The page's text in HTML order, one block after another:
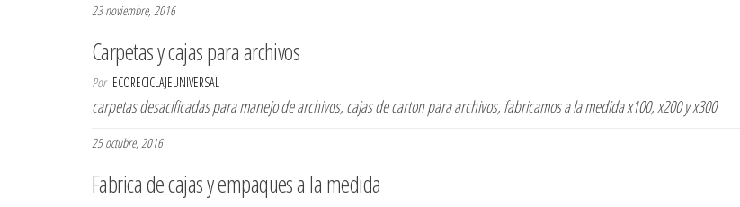
23 noviembre, 2016
Carpetas y cajas para archivos
Por ECORECICLAJEUNIVERSAL
carpetas desacificadas para manejo de archivos, cajas de carton para archivos, fabricamos a la medida x100, x200 y x300
25 octubre, 2016
Fabrica de cajas y empaques a la medida